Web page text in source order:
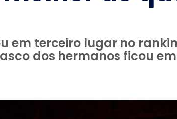
em terceiro lugar no
dos hermanos ficou